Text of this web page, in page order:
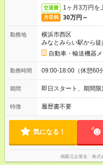
交通費 1ヶ月3万円を
月収例 30万円～
勤務地
横浜市西区
みなとみらい駅から徒
自動車・輸送機器メ
勤務時間 09:00-18:00（休憩60
期間 即日スタート、期間
特徴 履歴書不要
気になる！
掲載元企業名 株式